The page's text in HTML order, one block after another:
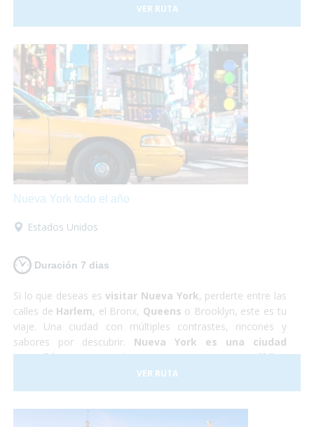
Desde allí, podrás visitar Essaouira, la "Perla del Atlántico",
y si tienes suerte hasta podrás participar en alguna de las
nosotros nos encargamos de todo, tú solo de disfrutar!
VER RUTA
Nueva York todo el año
Estados Unidos
Duración 7 dias
Si lo que deseas esvisitar Nueva York, perderte entre las
calles de Harlem, el Bronx, Queens o Brooklyn, este es tu
viaje. Una ciudad con múltiples contrastes, rincones y
sabores por descubrir. Nueva York es una ciudad
accesible, que se puede recorrer entransporte público
, podrás rodar con tu silla de
ruedas sin problemas,visitar la Estatua de la Libertad,
conocer Washington
en un día. ¡Es una ciudad a la que
VER RUTA